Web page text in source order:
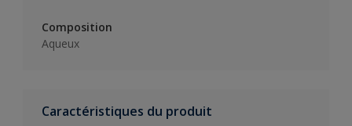
Composition
Aqueux
Caractéristiques du produit